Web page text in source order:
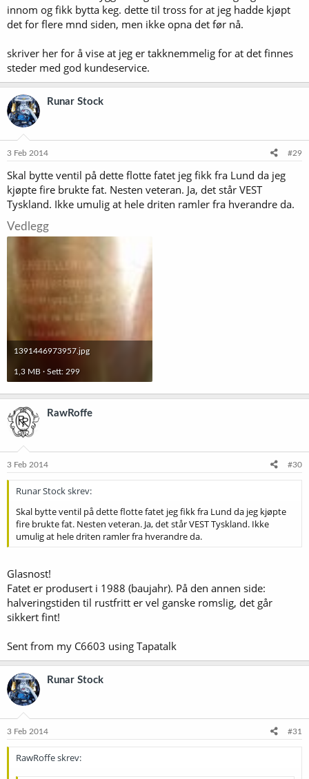
innom og fikk bytta keg. dette til tross for at jeg hadde kjøpt
det for flere mnd siden, men ikke opna det før nå.
skriver her for å vise at jeg er takknemmelig for at det finnes
steder med god kundeservice.
Runar Stock
3 Feb 2014 #29
Skal bytte ventil på dette flotte fatet jeg fikk fra Lund da jeg
kjøpte fire brukte fat. Nesten veteran. Ja, det står VEST
Tyskland. Ikke umulig at hele driten ramler fra hverandre da.
Vedlegg
1391446973957.jpg
1,3 MB · Sett: 299
RawRoffe
3 Feb 2014 #30
Runar Stock skrev:
Skal bytte ventil på dette flotte fatet jeg fikk fra Lund da jeg kjøpte
fire brukte fat. Nesten veteran. Ja, det står VEST Tyskland. Ikke
umulig at hele driten ramler fra hverandre da.
Glasnost!
Fatet er produsert i 1988 (baujahr). På den annen side:
halveringstiden til rustfritt er vel ganske romslig, det går
sikkert fint!
Sent from my C6603 using Tapatalk
Runar Stock
3 Feb 2014 #31
RawRoffe skrev: